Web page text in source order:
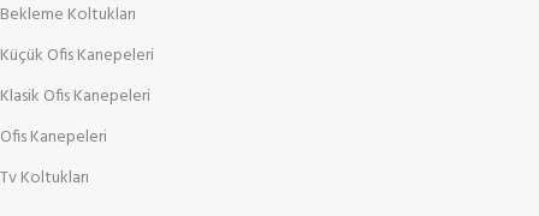
Bekleme Koltukları
Küçük Ofis Kanepeleri
Klasik Ofis Kanepeleri
Ofis Kanepeleri
Tv Koltukları